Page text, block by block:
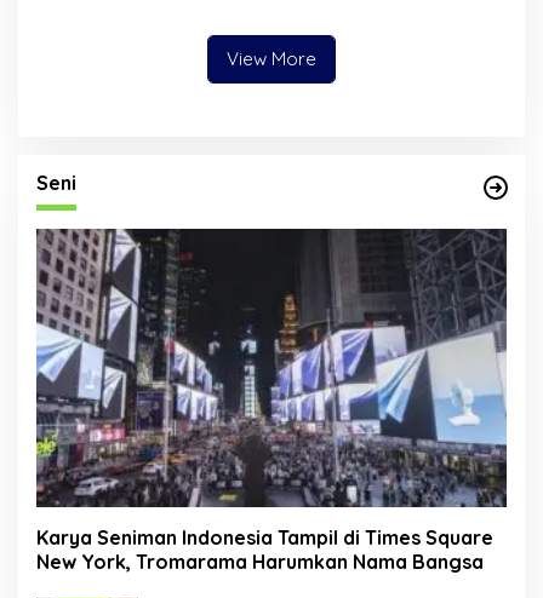
View More
Seni
Karya Seniman Indonesia Tampil di Times Square
New York, Tromarama Harumkan Nama Bangsa